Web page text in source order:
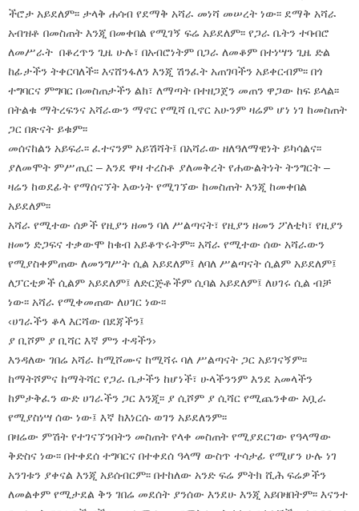
ችሮታ አይደለም፡፡ ታላቅ ሐሳብ የደማቅ አሻራ መነሻ መሠረት ነው፡፡ ደማቅ አሻራ
አብዝቶ በመስጠት እንጂ በመቀበል የሚገኝ ፍሬ አይደለም፡፡ የጋራ ቤትን ተባብሮ
ለመሥራት በቆረጥን ጊዜ ሁሉ፣ በአብሮነትም በጋራ ለመቆም በተነሣን ጊዜ ድል
ከፊታችን ትቀርባለች፡፡ እናሸንፋለን እንጂ ሽንፈት አጠገባችን አይቀርብም፡፡ በጎ
ተግባርና ምግባር በመስጠታችን ልክ፣ ለማጣት በተዘጋጀን መጠን ዋጋው ከፍ ይላል፡፡
በትልቁ ማትረፍንና አሻራውን ማኖር የሚሻ ቢኖር አሁንም ዛሬም ሆነ ነገ ከመስጠት
ጋር በጽናት ይቁም፡፡
መሰናከልን አይፍራ፡፡ ፈተናንም አይሽሻት፤ በአሻራው ዘለዓለማዊነት ይካሳልና፡፡
ያለመሞት ምሥጢር – እንደ ዋዛ ተረስቶ ያለመቅረት የሐውልትነት ትንግርት –
ዛሬን ከወደፊት የማሰናኘት እውነት የሚገኘው ከመስጠት እንጂ ከመቀበል
አይደለም፡፡
አሻራ የሚተው ሰዎች የዚያን ዘመን ባለ ሥልጣናት፣ የዚያን ዘመን ፖለቲካ፣ የዚያን
ዘመን ድጋፍና ተቃውሞ ከቁብ አይቆጥሩትም፡፡ አሻራ የሚተው ሰው አሻራውን
የሚያስቀምጠው ለመንግሥት ሲል አይደለም፤ ለባለ ሥልጣናት ሲልም አይደለም፤
ለፓርቲዎች ሲልም አይደለም፤ ለድርጅቶችም ሲባል አይደለም፤ ለሀገሩ ሲል ብቻ
ነው፡፡ አሻራ የሚቀመጠው ለሀገር ነው፡፡
‹ሀገራችን ቆላ እርሻው በደጃችን፤
ያ ቢሾም ያ ቢሻር እኛ ምን ተዳችን›
እንዳለው ገበሬ አሻራ ከሚሾሙና ከሚሻሩ ባለ ሥልጣናት ጋር አይገናኝም፡፡
ከማትሾምና ከማትሻር የጋራ ቤታችን ከሆነች፣ ሁላችንንም እንደ አመላችን
ከምታቅፈን ውድ ሀገራችን ጋር እንጂ፡፡ ያ ሲሾም ያ ሲሻር የሚጨንቀው አቧራ
የሚያስነሣ ሰው ነው፤ እኛ ከእነርሱ ወገን አይደለንም፡፡
በዛሬው ምሽት የተገናኘንበትን መስጠት የላቀ መስጠት የሚያደርገው የዓላማው
ቅድስና ነው፡፡ በተቀደሰ ተግባርና በተቀደሰ ዓላማ ውስጥ ተሳታፊ የሚሆን ሁሉ ነገ
አንገቱን ያቀናል እንጂ አይሰብርም፡፡ በተከለው አንድ ፍሬ ምትክ ሺሕ ፍሬዎችን
ለመልቀም የሚታደል ቅን ገበሬ መደሰት ያንሰው እንደሁ እንጂ አይበዛበትም፡፡ እናንተ